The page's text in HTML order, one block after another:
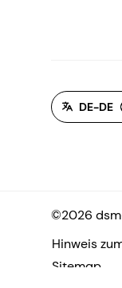
DE-DE
©2026
Hinweis
Sitemap